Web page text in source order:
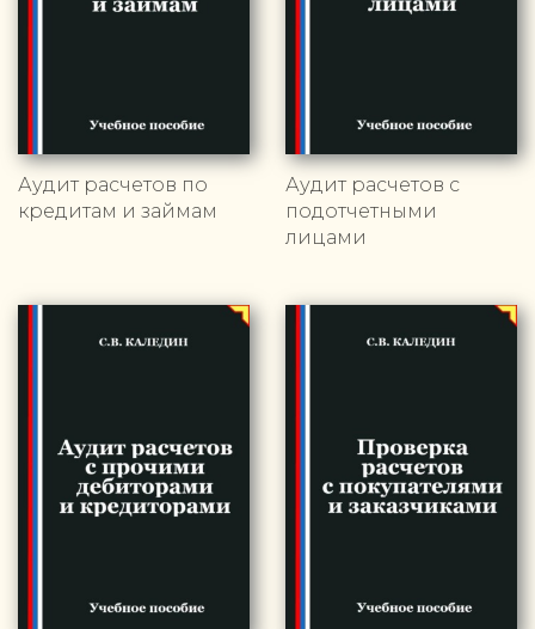
Аудит расчетов по
кредитам и займам
Аудит расчетов с
подотчетными
лицами